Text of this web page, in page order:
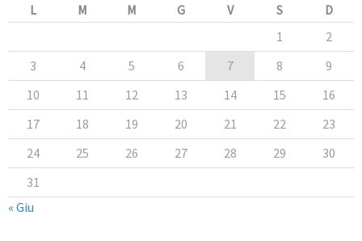
L
M M G V S
D
1
2
3
4 5 6 7 8
9
10
11 12 13 14 15
16
17
18 19 20 21 22
23
24
25 26 27 28 29
30
31
« Giu